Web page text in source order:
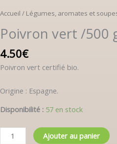
Accueil / Légumes, aromates et
Poivron vert /500
4.50€
Poivron vert certifié bio.
Origine : Espagne.
Disponibilité : 57 en stock
Ajouter au panier